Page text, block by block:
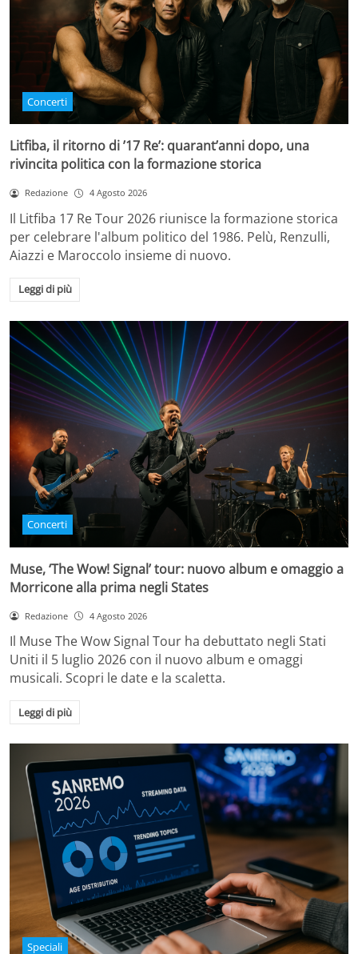
Concerti
Litfiba, il ritorno di ’17 Re’: quarant’anni dopo, una
rivincita politica con la formazione storica
Redazione 4 Agosto 2026
Il Litfiba 17 Re Tour 2026 riunisce la formazione storica
per celebrare l'album politico del 1986. Pelù, Renzulli,
Aiazzi e Maroccolo insieme di nuovo.
Leggi di più
Concerti
Muse, ‘The Wow! Signal’ tour: nuovo album e omaggio a
Morricone alla prima negli States
Redazione 4 Agosto 2026
Il Muse The Wow Signal Tour ha debuttato negli Stati
Uniti il 5 luglio 2026 con il nuovo album e omaggi
musicali. Scopri le date e la scaletta.
Leggi di più
Speciali